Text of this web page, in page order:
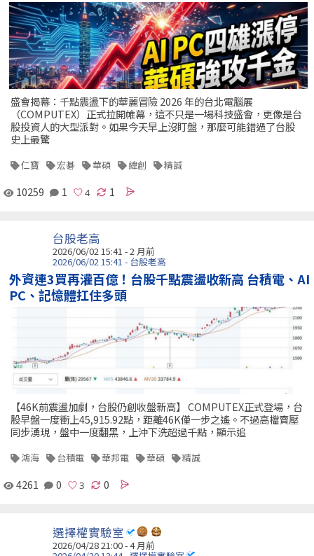
盛會揭幕：千點震盪下的華麗冒險 2026 年的台北電腦展
（COMPUTEX）正式拉開帷幕，這不只是一場科技盛會，更像是台
股投資人的大型派對。如果今天早上沒盯盤，那麼可能錯過了台股
史上最驚
仁寶 宏碁 華碩 緯創 精誠
10259 1 1
台股老高
2026/06/02 15:41 - 2 月前
2026/06/02 15:41 - 台股老高
外資連3買再灌百億！台股千點震盪收新高 台積電、AI
PC、記憶體扛住多頭
【46K前震盪加劇，台股仍創收盤新高】 COMPUTEX正式登場，台
股早盤一度衝上45,915.92點，距離46K僅一步之遙。不過高檔賣壓
同步湧現，盤中一度翻黑，上沖下洗超過千點，顯示追
鴻海 台積電 華邦電 華碩 精誠
4261 0 0
選擇權實驗室
2026/04/28 21:00 - 4 月前